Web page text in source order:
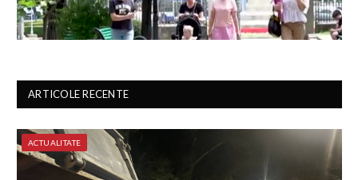
ARTICOLE RECENTE
ACTUALITATE